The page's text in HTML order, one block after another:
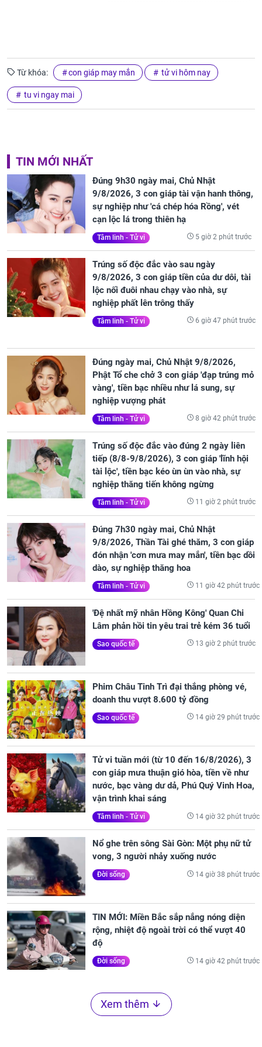
Từ khóa: con giáp may mắn tử vi hôm nay
tu vi ngay mai
TIN MỚI NHẤT
Đúng 9h30 ngày mai, Chủ Nhật
9/8/2026, 3 con giáp tài vận hanh thông,
sự nghiệp như 'cá chép hóa Rồng', vét
cạn lộc lá trong thiên hạ
Tâm linh - Tử vi 5 giờ 2 phút trước
Trúng số độc đắc vào sau ngày
9/8/2026, 3 con giáp tiền của dư dôi, tài
lộc nối đuôi nhau chạy vào nhà, sự
nghiệp phất lên trông thấy
Tâm linh - Tử vi 6 giờ 47 phút trước
Đúng ngày mai, Chủ Nhật 9/8/2026,
Phật Tổ che chở 3 con giáp 'đạp trúng mỏ
vàng', tiền bạc nhiều như lá sung, sự
nghiệp vượng phát
Tâm linh - Tử vi 8 giờ 42 phút trước
Trúng số độc đắc vào đúng 2 ngày liên
tiếp (8/8-9/8/2026), 3 con giáp 'lĩnh hội
tài lộc', tiền bạc kéo ùn ùn vào nhà, sự
nghiệp thăng tiến không ngừng
Tâm linh - Tử vi 11 giờ 2 phút trước
Đúng 7h30 ngày mai, Chủ Nhật
9/8/2026, Thần Tài ghé thăm, 3 con giáp
đón nhận 'cơn mưa may mắn', tiền bạc dồi
dào, sự nghiệp thăng hoa
Tâm linh - Tử vi 11 giờ 42 phút trước
'Đệ nhất mỹ nhân Hồng Kông' Quan Chi
Lâm phản hồi tin yêu trai trẻ kém 36 tuổi
Sao quốc tế 13 giờ 2 phút trước
Phim Châu Tinh Trì đại thắng phòng vé,
doanh thu vượt 8.600 tỷ đồng
Sao quốc tế 14 giờ 29 phút trước
Tử vi tuần mới (từ 10 đến 16/8/2026), 3
con giáp mưa thuận gió hòa, tiền về như
nước, bạc vàng dư dả, Phú Quý Vinh Hoa,
vận trình khai sáng
Tâm linh - Tử vi 14 giờ 32 phút trước
Nổ ghe trên sông Sài Gòn: Một phụ nữ tử
vong, 3 người nhảy xuống nước
Đời sống 14 giờ 38 phút trước
TIN MỚI: Miền Bắc sắp nắng nóng diện
rộng, nhiệt độ ngoài trời có thể vượt 40
độ
Đời sống 14 giờ 42 phút trước
Xem thêm